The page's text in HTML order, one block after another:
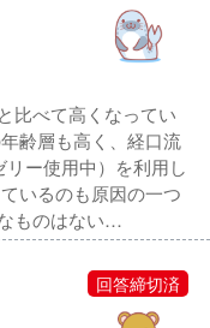
比べて高くなってい
齢層も高く、経口流
ー使用中）を利用し
いるのも原因の一つ
ものはない…
回答締切済